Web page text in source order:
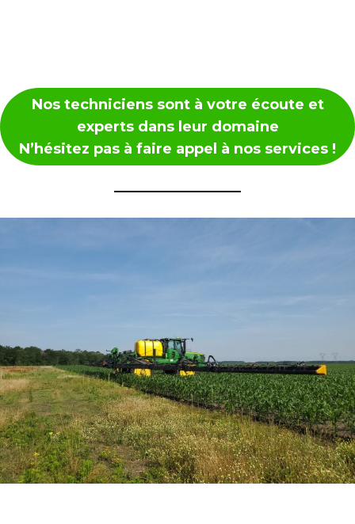
Nos techniciens sont à votre écoute et
experts dans leur domaine
N’hésitez pas à faire appel à nos services !